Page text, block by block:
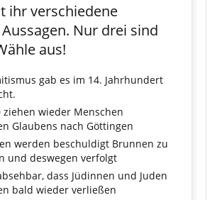
ihr verschiedene
Nur drei sind
aus!
gab es im 14. Jahrhundert
ziehen wieder Menschen
Glaubens nach Göttingen
werden beschuldigt Brunnen zu
und deswegen verfolgt
dass Jüdinnen und Juden
bald wieder verließen